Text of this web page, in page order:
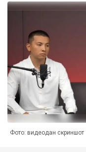
Фото: видеодан скриншот